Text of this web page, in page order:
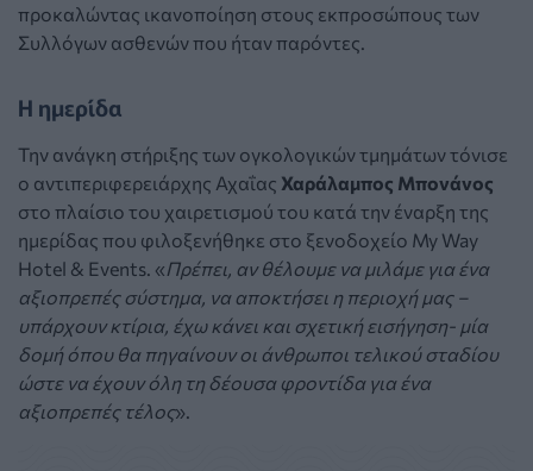
προκαλώντας ικανοποίηση στους εκπροσώπους των
Συλλόγων ασθενών που ήταν παρόντες.
Η ημερίδα
Την ανάγκη στήριξης των ογκολογικών τμημάτων τόνισε
ο αντιπεριφερειάρχης Αχαΐας Χαράλαμπος Μπονάνος
στο πλαίσιο του χαιρετισμού του κατά την έναρξη της
ημερίδας που φιλοξενήθηκε στο ξενοδοχείο My Way
Hotel & Events. «Πρέπει, αν θέλουμε να μιλάμε για ένα
αξιοπρεπές σύστημα, να αποκτήσει η περιοχή μας –
υπάρχουν κτίρια, έχω κάνει και σχετική εισήγηση- μία
δομή όπου θα πηγαίνουν οι άνθρωποι τελικού σταδίου
ώστε να έχουν όλη τη δέουσα φροντίδα για ένα
αξιοπρεπές τέλος».